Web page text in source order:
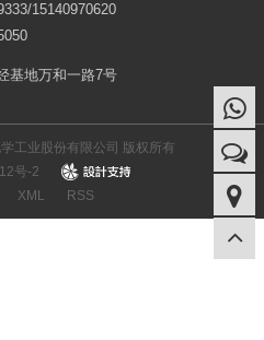
15140970620
基地万和一路7号
工业股份有限公司 版权所有
号-2
design
XML RSS